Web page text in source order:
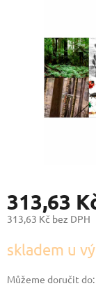
313,63
313,63 Kč bez DPH
cena:
skladem u
Můžeme doručit do: